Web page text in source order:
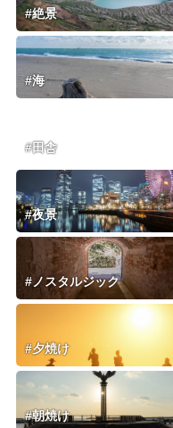
#絶景
#海
#田舎
#夜景
#ノスタルジック
#夕焼け
#朝焼け